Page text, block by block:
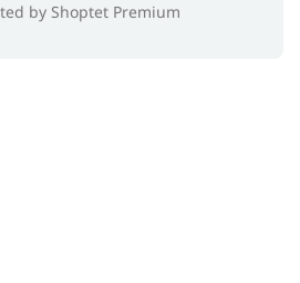
by Shoptet Premium